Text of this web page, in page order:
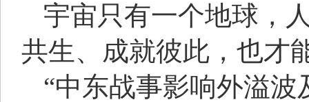
宇宙只有一个地球，
共生、成就彼此，也才
“中东战事影响外溢